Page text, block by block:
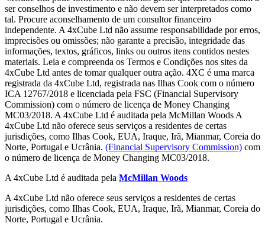
ser conselhos de investimento e não devem ser interpretados como
tal. Procure aconselhamento de um consultor financeiro
independente. A 4xCube Ltd não assume responsabilidade por erros,
imprecisões ou omissões; não garante a precisão, integridade das
informações, textos, gráficos, links ou outros itens contidos nestes
materiais. Leia e compreenda os Termos e Condições nos sites da
4xCube Ltd antes de tomar qualquer outra ação. 4XC é uma marca
registrada da 4xCube Ltd, registrada nas Ilhas Cook com o número
ICA 12767/2018 e licenciada pela FSC (Financial Supervisory
Commission) com o número de licença de Money Changing
MC03/2018. A 4xCube Ltd é auditada pela McMillan Woods A
4xCube Ltd não oferece seus serviços a residentes de certas
jurisdições, como Ilhas Cook, EUA, Iraque, Irã, Mianmar, Coreia do
Norte, Portugal e Ucrânia. (Financial Supervisory Commission) com
o número de licença de Money Changing MC03/2018.
A 4xCube Ltd é auditada pela McMillan Woods
A 4xCube Ltd não oferece seus serviços a residentes de certas
jurisdições, como Ilhas Cook, EUA, Iraque, Irã, Mianmar, Coreia do
Norte, Portugal e Ucrânia.